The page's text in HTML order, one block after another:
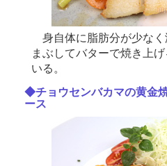
身自体に脂肪分が少なく
まぶしてバターで焼き上
いる。
◆チョウセンバカマの黄金
ース